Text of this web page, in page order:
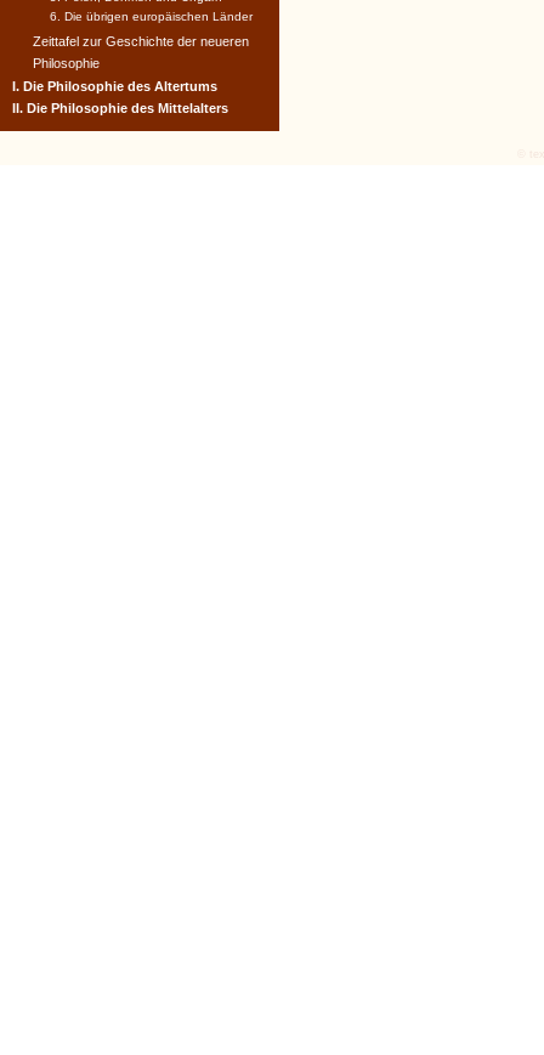
6. Die übrigen europäischen Länder
Zeittafel zur Geschichte der neueren
Philosophie
I. Die Philosophie des Altertums
II. Die Philosophie des Mittelalters